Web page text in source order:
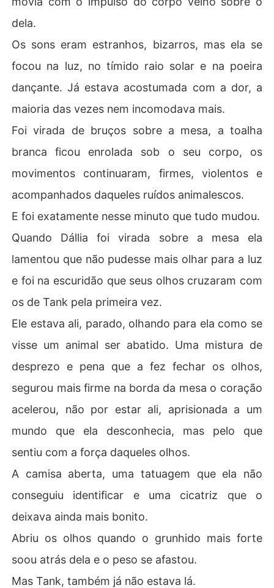
dela.
Os sons eram estranhos, bizarros, mas ela se
focou na luz, no tímido raio solar e na poeira
dançante. Já estava acostumada com a dor, a
maioria das vezes nem incomodava mais.
Foi virada de bruços sobre a mesa, a toalha
branca ficou enrolada sob o seu corpo, os
movimentos continuaram, firmes, violentos e
acompanhados daqueles ruídos animalescos.
E foi exatamente nesse minuto que tudo mudou.
Quando Dállia foi virada sobre a mesa ela
lamentou que não pudesse mais olhar para a luz
e foi na escuridão que seus olhos cruzaram com
os de Tank pela primeira vez.
Ele estava ali, parado, olhando para ela como se
visse um animal ser abatido. Uma mistura de
desprezo e pena que a fez fechar os olhos,
segurou mais firme na borda da mesa o coração
acelerou, não por estar ali, aprisionada a um
mundo que ela desconhecia, mas pelo que
sentiu com a força daqueles olhos.
A camisa aberta, uma tatuagem que ela não
conseguiu identificar e uma cicatriz que o
deixava ainda mais bonito.
Abriu os olhos quando o grunhido mais forte
soou atrás dela e o peso se afastou.
Mas Tank, também já não estava lá.